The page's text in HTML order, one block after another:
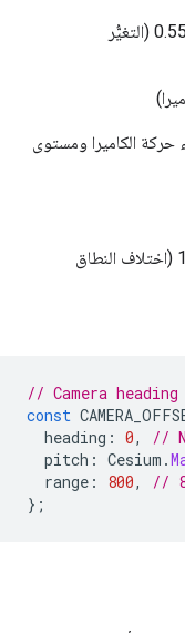
: 0.55 (التغيُّر
حركة الكاميرا ومستوى
: 1 (اختلاف النطاق
// Camera
const
heading : 0,
//
pitch : Cesium .
range : 800,
//
};